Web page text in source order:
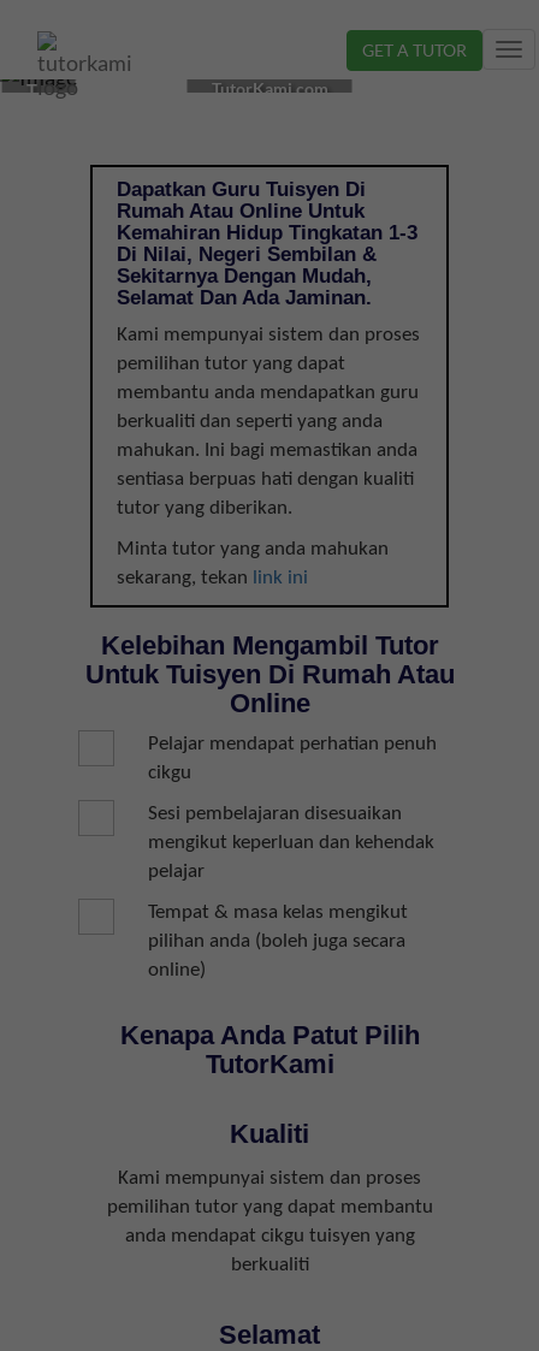
GET A TUTOR
CIKGU
TUISYEN
TINGKATAN
TutorKami.com
Dapatkan Guru Tuisyen Di
Rumah Atau Online Untuk
Kemahiran Hidup Tingkatan 1-3
Di Nilai, Negeri Sembilan &
Sekitarnya Dengan Mudah,
Selamat Dan Ada Jaminan.
Kami mempunyai sistem dan proses
pemilihan tutor yang dapat
membantu anda mendapatkan guru
berkualiti dan seperti yang anda
mahukan. Ini bagi memastikan anda
sentiasa berpuas hati dengan kualiti
tutor yang diberikan.
Minta tutor yang anda mahukan
sekarang, tekan link ini
Kelebihan Mengambil Tutor
Untuk Tuisyen Di Rumah Atau
Online
Pelajar mendapat perhatian penuh
cikgu
Sesi pembelajaran disesuaikan
mengikut keperluan dan kehendak
pelajar
Tempat & masa kelas mengikut
pilihan anda (boleh juga secara
online)
Kenapa Anda Patut Pilih
TutorKami
Kualiti
Kami mempunyai sistem dan proses
pemilihan tutor yang dapat membantu
anda mendapat cikgu tuisyen yang
berkualiti
Selamat